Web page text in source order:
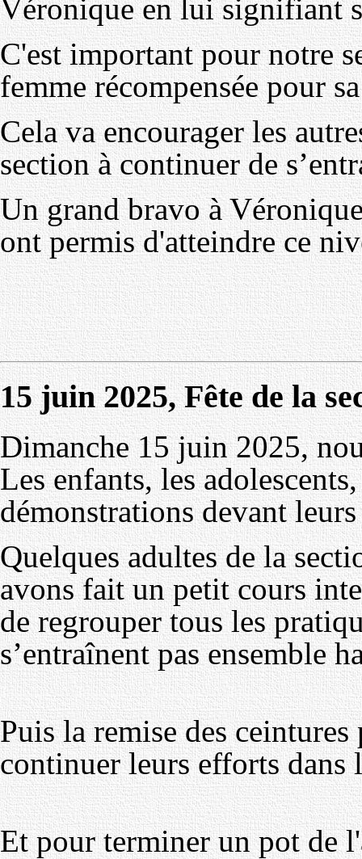
Véronique en lui signifiant
C'est important pour notre
femme récompensée pour
Cela va encourager les
section à continuer de
Un grand bravo à
ont permis d'atteindre ce
15 juin 2025, Fête de la
Dimanche 15 juin 2025,
Les enfants, les
démonstrations devant
Quelques adultes de la
avons fait un petit cours
de regrouper tous les
s’entraînent pas ensemble
Puis la remise des
continuer leurs efforts
Et pour terminer un pot de